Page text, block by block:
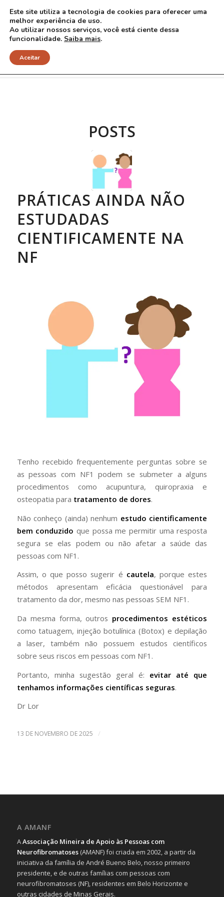
Arquivo para Tag: botox
POSTS
PRÁTICAS AINDA NÃO
ESTUDADAS
CIENTIFICAMENTE NA
NF
Tenho recebido frequentemente perguntas sobre se
as pessoas com NF1 podem se submeter a alguns
procedimentos como acupuntura, quiropraxia e
osteopatia para tratamento de dores.
Não conheço (ainda) nenhum estudo cientificamente
bem conduzido que possa me permitir uma resposta
segura se elas podem ou não afetar a saúde das
pessoas com NF1.
Assim, o que posso sugerir é cautela, porque estes
métodos apresentam eficácia questionável para
tratamento da dor, mesmo nas pessoas SEM NF1.
Da mesma forma, outros procedimentos estéticos
como tatuagem, injeção botulínica (Botox) e depilação
a laser, também não possuem estudos científicos
sobre seus riscos em pessoas com NF1.
Portanto, minha sugestão geral é: evitar até que
tenhamos informações científicas seguras.
Dr Lor
13 DE NOVEMBRO DE 2025 /
A AMANF
AAssociação Mineira de Apoio às Pessoas com
Neurofibromatoses(AMANF) foi criada em 2002, a partir da
iniciativa da família de André Bueno Belo, nosso primeiro
presidente, e de outras famílias com pessoas com
neurofibromatoses (NF), residentes em Belo Horizonte e
outras cidades de Minas Gerais.
Este site utiliza a tecnologia de cookies para oferecer uma
melhor experiência de uso.
Ao utilizar nossos serviços, você está ciente dessa
funcionalidade. Saiba mais.
Aceitar